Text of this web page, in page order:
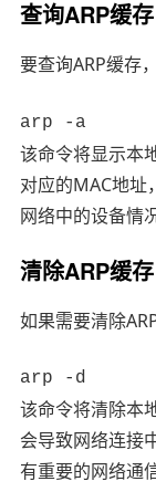
查询ARP缓存
要查询ARP缓存
arp -a
该命令将显示本
对应的MAC地址
网络中的设备情况
清除ARP缓存
如果需要清除
arp -d
该命令将清除本
会导致网络连接
有重要的网络通